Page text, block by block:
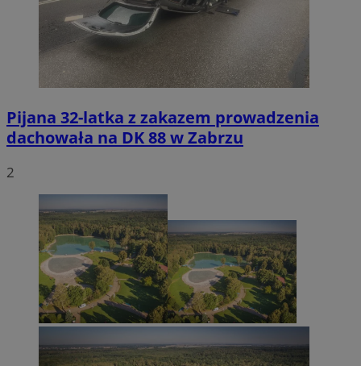
Pijana 32-latka z zakazem prowadzenia
dachowała na DK 88 w Zabrzu
2